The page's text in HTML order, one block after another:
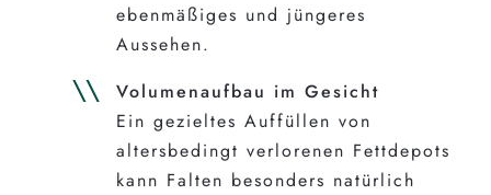
ebenmäßiges und jüngeres
Aussehen.
Volumenaufbau im Gesicht
Ein gezieltes Auffüllen von
altersbedingt verlorenen Fettdepots
kann Falten besonders natürlich